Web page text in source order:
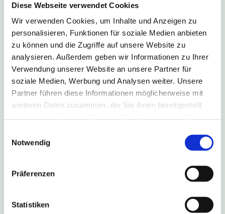
Diese Webseite verwendet Cookies
Wir verwenden Cookies, um Inhalte und Anzeigen zu
personalisieren, Funktionen für soziale Medien anbieten
zu können und die Zugriffe auf unsere Website zu
analysieren. Außerdem geben wir Informationen zu Ihrer
Verwendung unserer Website an unsere Partner für
soziale Medien, Werbung und Analysen weiter. Unsere
Partner führen diese Informationen möglicherweise mit
weiteren Daten zusammen, die Sie ihnen bereitgestellt
Notwendig
Präferenzen
Statistiken
Im Rahmen des Schützenfestes in Bad Driburg-
Neuenheerse kommt es am Wochenende zu
kurzzeitigen Sperrungen der Haltestellen
Neuenheerse Siedlung und Neuenheerse Kiche.
Weitere Infos
B1-Sperrung führt zu Umleitung
Aufgrund einer Fahrbahn-Sanierung ist die B1 in
Fahrtrichtung Salzkotten vom 6. August bis zum
16. Oktober 2026 gesperrt. Die Linien S90, 490,